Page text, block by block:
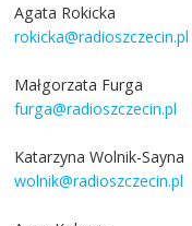
Agata Rokicka
rokicka@radioszczecin.pl
Małgorzata Furga
furga@radioszczecin.pl
Katarzyna Wolnik-Sayna
wolnik@radioszczecin.pl